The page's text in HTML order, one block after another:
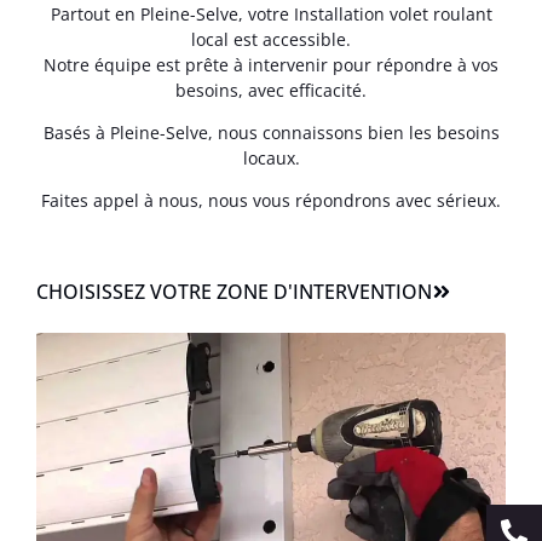
Partout en Pleine-Selve, votre Installation volet roulant
local est accessible.
Notre équipe est prête à intervenir pour répondre à vos
besoins, avec efficacité.
Basés à Pleine-Selve, nous connaissons bien les besoins
locaux.
Faites appel à nous, nous vous répondrons avec sérieux.
CHOISISSEZ VOTRE ZONE D'INTERVENTION